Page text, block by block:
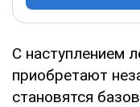
С наступлением
приобретают
становятся